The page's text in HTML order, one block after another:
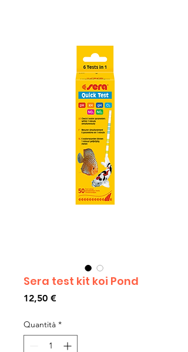
Sera test kit koi Pond
12,50 €Prezzo
Quantità *